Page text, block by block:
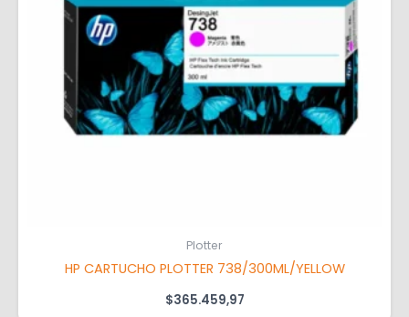
Plotter
HP CARTUCHO PLOTTER 738/300ML/YELLOW
$365.459,97